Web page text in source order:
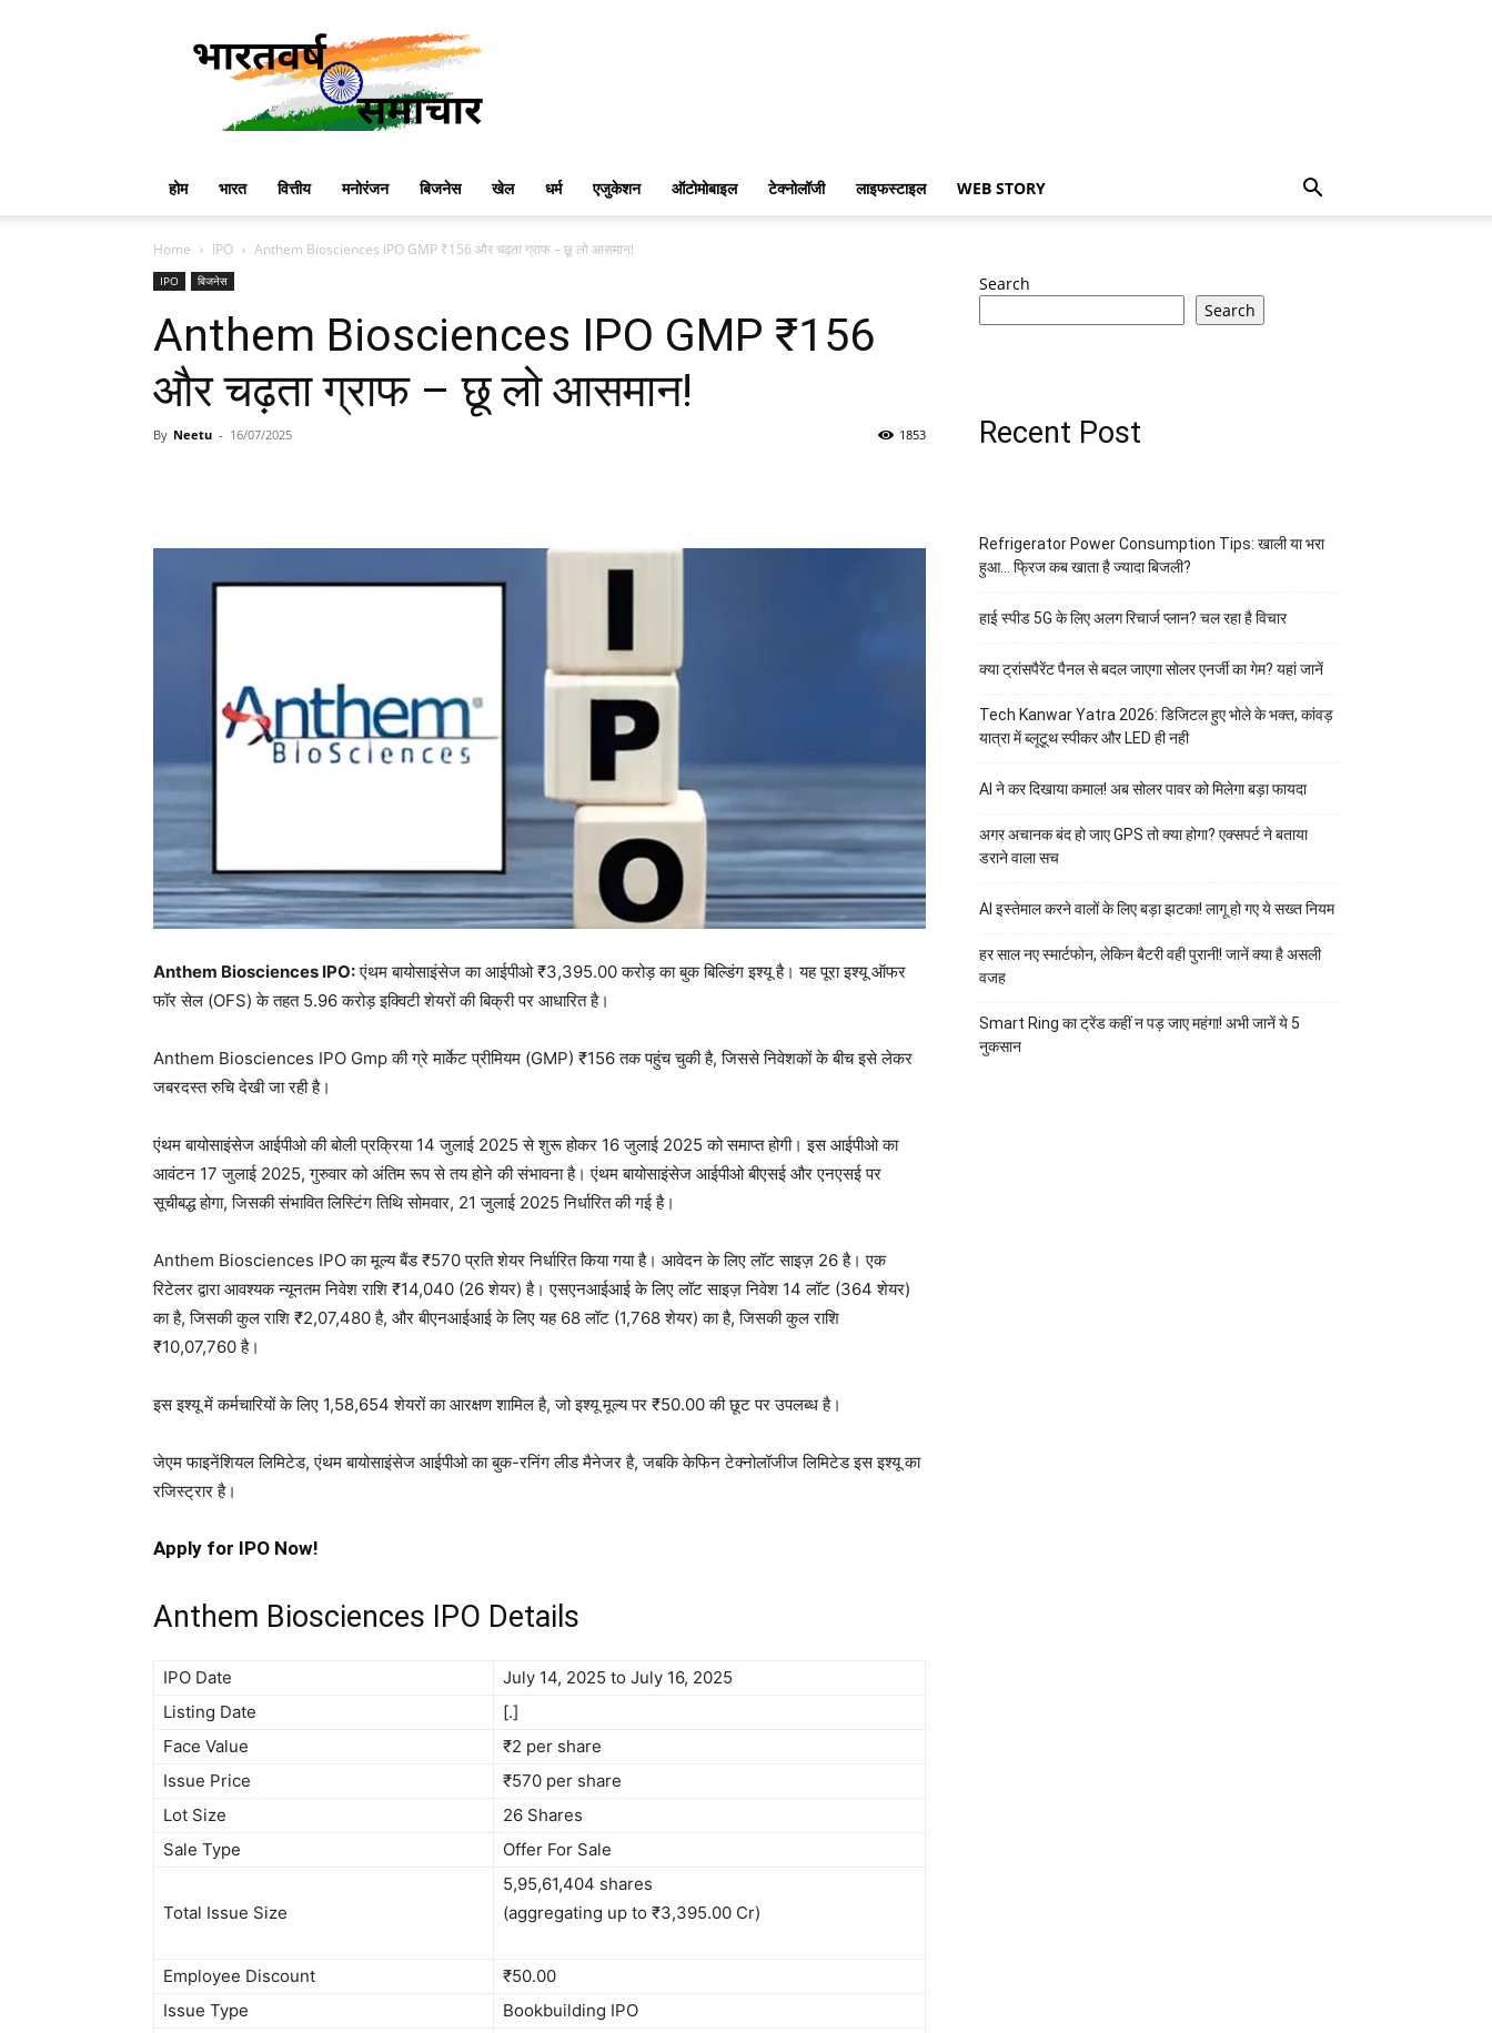
Bharatvarsha
News
होम भारत वित्तीय मनोरंजन बिजनेस खेल धर्म एजुकेशन ऑटोमोबाइल टेक्नोलॉजी लाइफस्टाइल WEB STORY
Home IPO Anthem Biosciences IPO GMP ₹156 और चढ़ता ग्राफ – छू लो आसमान!
IPO बिजनेस
Anthem Biosciences IPO GMP ₹156
और चढ़ता ग्राफ – छू लो आसमान!
By Neetu - 16/07/2025 1853
Anthem Biosciences IPO:एंथम बायोसाइंसेज का आईपीओ ₹3,395.00 करोड़ का बुक बिल्डिंग इश्यू है। यह पूरा इश्यू ऑफर
फॉर सेल (OFS) के तहत 5.96 करोड़ इक्विटी शेयरों की बिक्री पर आधारित है।
Anthem Biosciences IPO Gmp की ग्रे मार्केट प्रीमियम (GMP) ₹156 तक पहुंच चुकी है, जिससे निवेशकों के बीच इसे लेकर
जबरदस्त रुचि देखी जा रही है।
एंथम बायोसाइंसेज आईपीओ की बोली प्रक्रिया 14 जुलाई 2025 से शुरू होकर 16 जुलाई 2025 को समाप्त होगी। इस आईपीओ का
आवंटन 17 जुलाई 2025, गुरुवार को अंतिम रूप से तय होने की संभावना है। एंथम बायोसाइंसेज आईपीओ बीएसई और एनएसई पर
सूचीबद्ध होगा, जिसकी संभावित लिस्टिंग तिथि सोमवार, 21 जुलाई 2025 निर्धारित की गई है।
Anthem Biosciences IPO का मूल्य बैंड ₹570 प्रति शेयर निर्धारित किया गया है। आवेदन के लिए लॉट साइज़ 26 है। एक
रिटेलर द्वारा आवश्यक न्यूनतम निवेश राशि ₹14,040 (26 शेयर) है। एसएनआईआई के लिए लॉट साइज़ निवेश 14 लॉट (364 शेयर)
का है, जिसकी कुल राशि ₹2,07,480 है, और बीएनआईआई के लिए यह 68 लॉट (1,768 शेयर) का है, जिसकी कुल राशि
₹10,07,760 है।
इस इश्यू में कर्मचारियों के लिए 1,58,654 शेयरों का आरक्षण शामिल है, जो इश्यू मूल्य पर ₹50.00 की छूट पर उपलब्ध है।
जेएम फाइनेंशियल लिमिटेड, एंथम बायोसाइंसेज आईपीओ का बुक-रनिंग लीड मैनेजर है, जबकि केफिन टेक्नोलॉजीज लिमिटेड इस इश्यू का
रजिस्ट्रार है।
Apply for IPO Now!
Anthem Biosciences IPO Details
IPO Date
July 14, 2025 to July 16, 2025
Listing Date
[.]
Face Value
₹2 per share
Issue Price
₹570 per share
Lot Size
26 Shares
Sale Type
Offer For Sale
Total Issue Size
5,95,61,404 shares
(aggregating up to ₹3,395.00 Cr)
Employee Discount
₹50.00
Issue Type
Bookbuilding IPO
Search
Search
Recent Post
Refrigerator Power Consumption Tips: खाली या भरा
हुआ… फ्रिज कब खाता है ज्यादा बिजली?
हाई स्पीड 5G के लिए अलग रिचार्ज प्लान? चल रहा है विचार
क्या ट्रांसपैरेंट पैनल से बदल जाएगा सोलर एनर्जी का गेम? यहां जानें
Tech Kanwar Yatra 2026: डिजिटल हुए भोले के भक्त, कांवड़
यात्रा में ब्लूटूथ स्पीकर और LED ही नही
AI ने कर दिखाया कमाल! अब सोलर पावर को मिलेगा बड़ा फायदा
अगर अचानक बंद हो जाए GPS तो क्या होगा? एक्सपर्ट ने बताया
डराने वाला सच
AI इस्तेमाल करने वालों के लिए बड़ा झटका! लागू हो गए ये सख्त नियम
हर साल नए स्मार्टफोन, लेकिन बैटरी वही पुरानी! जानें क्या है असली
वजह
Smart Ring का ट्रेंड कहीं न पड़ जाए महंगा! अभी जानें ये 5
नुकसान